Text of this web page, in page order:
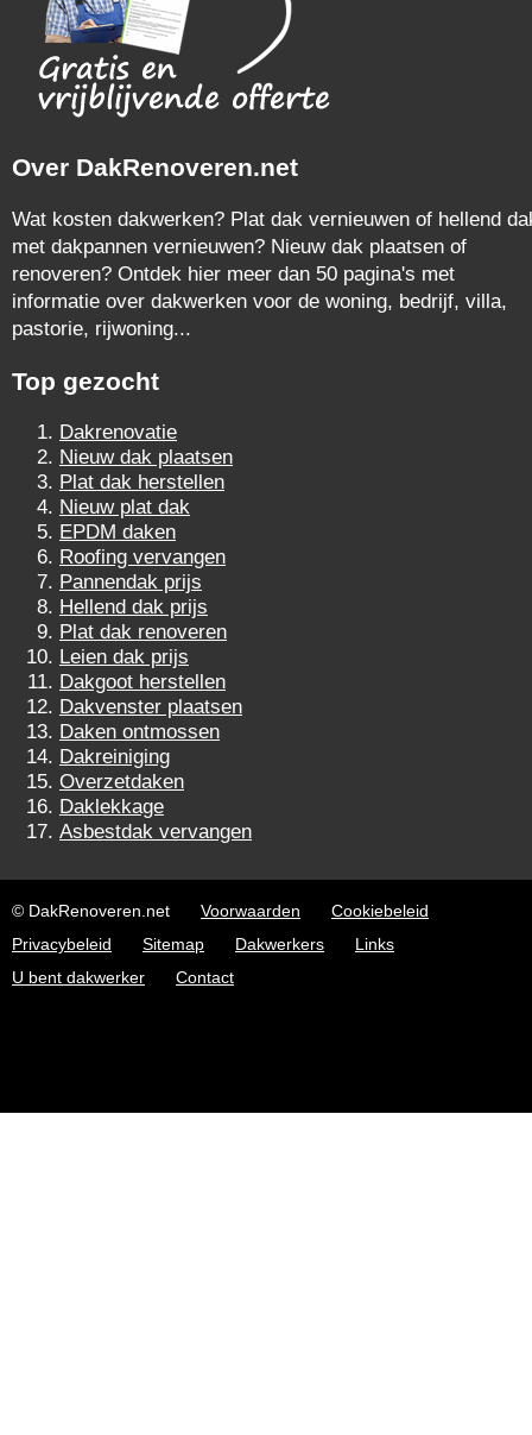
Over DakRenoveren.net
Wat kosten dakwerken? Plat dak vernieuwen of hellend
met dakpannen vernieuwen? Nieuw dak plaatsen of
renoveren? Ontdek hier meer dan 50 pagina's met
informatie over dakwerken voor de woning, bedrijf, villa,
pastorie, rijwoning...
Top gezocht
Dakrenovatie
Nieuw dak plaatsen
Plat dak herstellen
Nieuw plat dak
EPDM daken
Roofing vervangen
Pannendak prijs
Hellend dak prijs
Plat dak renoveren
Leien dak prijs
Dakgoot herstellen
Dakvenster plaatsen
Daken ontmossen
Dakreiniging
Overzetdaken
Daklekkage
Asbestdak vervangen
© DakRenoveren.net Voorwaarden
Cookiebeleid
Privacybeleid
Sitemap Dakwerkers
Links
U bent dakwerker
Contact